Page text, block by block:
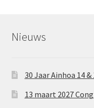
Nieuws
30 Jaar Ainhoa 14
13 maart 2027